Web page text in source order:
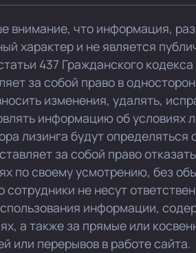
внимание, что информация,
характер и не является
437 Гражданского
за собой право в
изменения, удалять,
информацию об условиях
лизинга будут
за собой право
по своему усмотрению, без
сотрудники не несут
информации,
а также за прямые или
или перерывов в работе сайта.